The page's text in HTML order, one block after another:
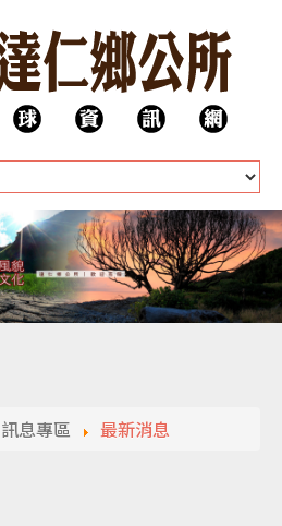
訊息專區 最新消息